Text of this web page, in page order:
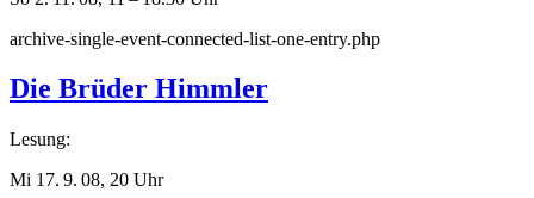
archive-single-event-connected-list-one-entry.php
Die Brüder Himmler
Lesung:
Mi 17. 9. 08, 20 Uhr